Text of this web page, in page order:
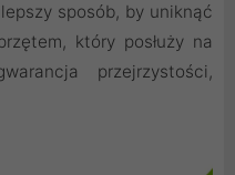
sposób, by uniknąć
który posłuży na
przejrzystości,